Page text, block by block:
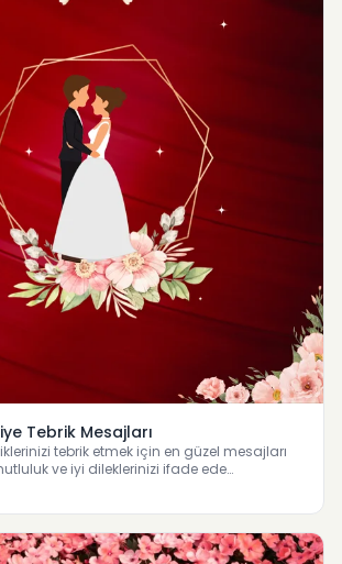
Tebrik Mesajları
tebrik etmek için en güzel mesajları
ve iyi dileklerinizi ifade ede…